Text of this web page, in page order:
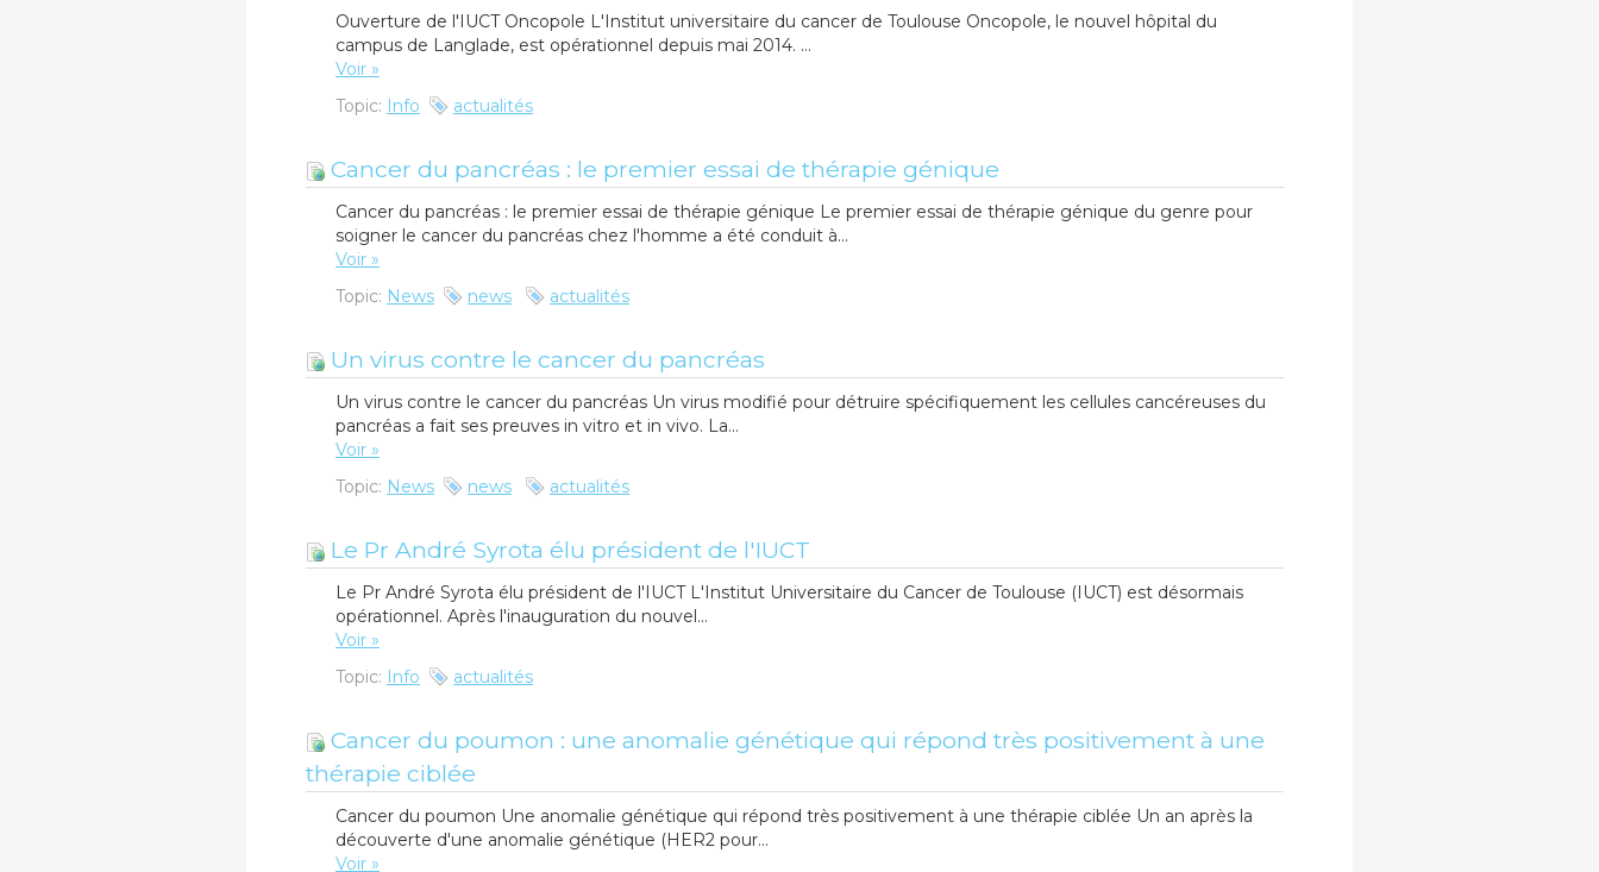
Ouverture de l'IUCT Oncopole L'Institut universitaire du cancer de Toulouse Oncopole, le nouvel hôpital du
campus de Langlade, est opérationnel depuis mai 2014. ...
Voir »
Topic: Info actualités
Cancer du pancréas : le premier essai de thérapie génique
Cancer du pancréas : le premier essai de thérapie génique Le premier essai de thérapie génique du genre pour
soigner le cancer du pancréas chez l'homme a été conduit à...
Voir »
Topic: News news actualités
Un virus contre le cancer du pancréas
Un virus contre le cancer du pancréas Un virus modifié pour détruire spécifiquement les cellules cancéreuses du
pancréas a fait ses preuves in vitro et in vivo. La...
Voir »
Topic: News news actualités
Le Pr André Syrota élu président de l'IUCT
Le Pr André Syrota élu président de l'IUCT L'Institut Universitaire du Cancer de Toulouse (IUCT) est désormais
opérationnel. Après l'inauguration du nouvel...
Voir »
Topic: Info actualités
​Cancer du poumon : une anomalie génétique qui répond très positivement à une
thérapie ciblée
​Cancer du poumon Une anomalie génétique qui répond très positivement à une thérapie ciblée Un an après la
découverte d'une anomalie génétique (HER2 pour...
Voir »